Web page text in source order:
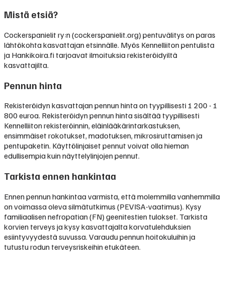
Mistä etsiä?
Cockerspanielit ry:n (cockerspanielit.org) pentuvälitys on paras
lähtökohta kasvattajan etsinnälle. Myös Kennelliiton pentulista
ja Hankikoira.fi tarjoavat ilmoituksia rekisteröidyiltä
kasvattajilta.
Pennun hinta
Rekisteröidyn kasvattajan pennun hinta on tyypillisesti 1 200 - 1
800 euroa. Rekisteröidyn pennun hinta sisältää tyypillisesti
Kennelliiton rekisteröinnin, eläinlääkärintarkastuksen,
ensimmäiset rokotukset, madotuksen, mikrosiruttamisen ja
pentupaketin. Käyttölinjaiset pennut voivat olla hieman
edullisempia kuin näyttelylinjojen pennut.
Tarkista ennen hankintaa
Ennen pennun hankintaa varmista, että molemmilla vanhemmilla
on voimassa oleva silmätutkimus (PEVISA-vaatimus). Kysy
familiaalisen nefropatian (FN) geenitestien tulokset. Tarkista
korvien terveys ja kysy kasvattajalta korvatulehduksien
esiintyvyydestä suvussa. Varaudu pennun hoitokuluihin ja
tutustu rodun terveysriskeihin etukäteen.